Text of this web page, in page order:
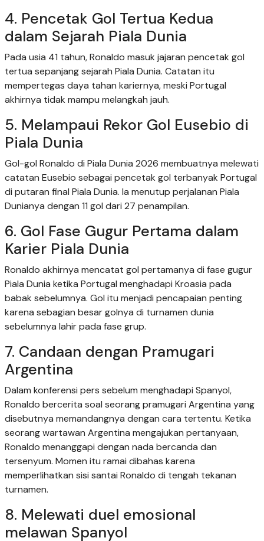
4. Pencetak Gol Tertua Kedua
dalam Sejarah Piala Dunia
Pada usia 41 tahun, Ronaldo masuk jajaran pencetak gol
tertua sepanjang sejarah Piala Dunia. Catatan itu
mempertegas daya tahan kariernya, meski Portugal
akhirnya tidak mampu melangkah jauh.
5. Melampaui Rekor Gol Eusebio di
Piala Dunia
Gol-gol Ronaldo di Piala Dunia 2026 membuatnya melewati
catatan Eusebio sebagai pencetak gol terbanyak Portugal
di putaran final Piala Dunia. Ia menutup perjalanan Piala
Dunianya dengan 11 gol dari 27 penampilan.
6. Gol Fase Gugur Pertama dalam
Karier Piala Dunia
Ronaldo akhirnya mencatat gol pertamanya di fase gugur
Piala Dunia ketika Portugal menghadapi Kroasia pada
babak sebelumnya. Gol itu menjadi pencapaian penting
karena sebagian besar golnya di turnamen dunia
sebelumnya lahir pada fase grup.
7. Candaan dengan Pramugari
Argentina
Dalam konferensi pers sebelum menghadapi Spanyol,
Ronaldo bercerita soal seorang pramugari Argentina yang
disebutnya memandangnya dengan cara tertentu. Ketika
seorang wartawan Argentina mengajukan pertanyaan,
Ronaldo menanggapi dengan nada bercanda dan
tersenyum. Momen itu ramai dibahas karena
memperlihatkan sisi santai Ronaldo di tengah tekanan
turnamen.
8. Melewati duel emosional
melawan Spanyol